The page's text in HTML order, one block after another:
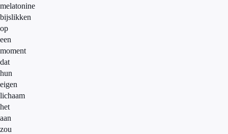
melatonine
bijslikken
op
een
moment
dat
hun
eigen
lichaam
het
aan
zou